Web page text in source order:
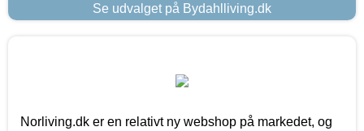
Se udvalget på Bydahlliving.dk
Norliving.dk er en relativt ny webshop på markedet, og